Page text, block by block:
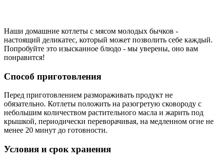
Наши домашние котлеты с мясом молодых бычков -
настоящий деликатес, который может позволить себе каждый.
Попробуйте это изысканное блюдо - мы уверены, оно вам
понравится!
Способ приготовления
Перед приготовлением размораживать продукт не
обязательно. Котлеты положить на разогретую сковороду с
небольшим количеством растительного масла и жарить под
крышкой, периодически переворачивая, на медленном огне не
менее 20 минут до готовности.
Условия и срок хранения